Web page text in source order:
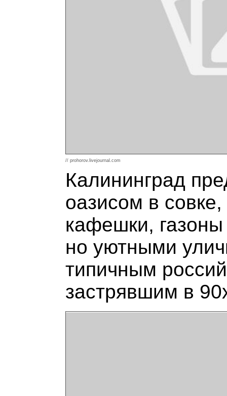
// prohorov.livejournal.com
Калининград
оазисом в
кафешки,
но уютными
типичным
застрявшим в